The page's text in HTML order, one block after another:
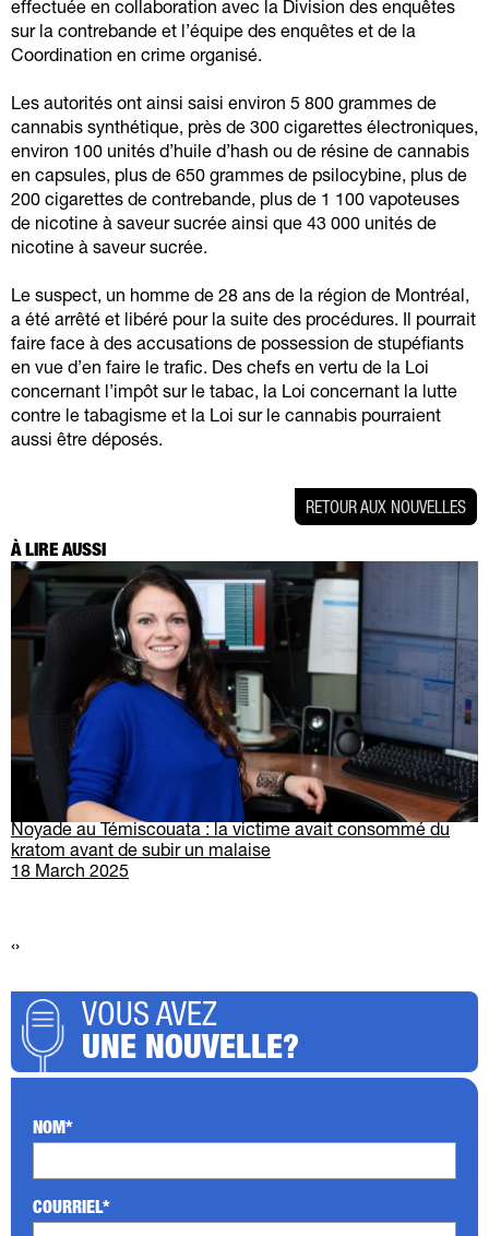
effectuée en collaboration avec la Division des enquêtes
sur la contrebande et l’équipe des enquêtes et de la
Coordination en crime organisé.
Les autorités ont ainsi saisi environ 5 800 grammes de
cannabis synthétique, près de 300 cigarettes électroniques,
environ 100 unités d’huile d’hash ou de résine de cannabis
en capsules, plus de 650 grammes de psilocybine, plus de
200 cigarettes de contrebande, plus de 1 100 vapoteuses
de nicotine à saveur sucrée ainsi que 43 000 unités de
nicotine à saveur sucrée.
Le suspect, un homme de 28 ans de la région de Montréal,
a été arrêté et libéré pour la suite des procédures. Il pourrait
faire face à des accusations de possession de stupéfiants
en vue d’en faire le trafic. Des chefs en vertu de la Loi
concernant l’impôt sur le tabac, la Loi concernant la lutte
contre le tabagisme et la Loi sur le cannabis pourraient
aussi être déposés.
RETOUR AUX NOUVELLES
À LIRE AUSSI
Noyade au Témiscouata : la victime avait consommé du
kratom avant de subir un malaise
18 March 2025
‹›
VOUS AVEZ
UNE NOUVELLE?
NOM*
COURRIEL*